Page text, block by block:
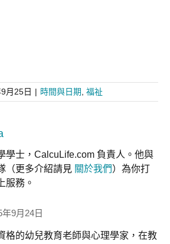
月25日 | 時間與日期, 福祉
學士，CalcuLife.com 負責人。他與
（更多介紹請見 關於我們）為你打
服務。
年9月24日
格的幼兒教育老師與心理學家，在教